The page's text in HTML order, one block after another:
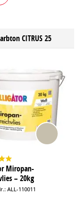
CITRUS 25
Miropan-
– 20kg
ALL-110011